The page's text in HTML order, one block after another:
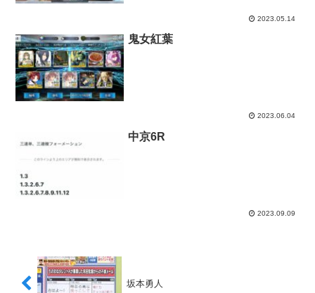
2023.05.14
鬼女紅葉
2023.06.04
中京6R
2023.09.09
坂本勇人